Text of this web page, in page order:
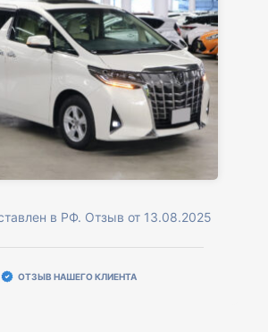
в РФ. Отзыв от 13.08.2025
ОТЗЫВ НАШЕГО КЛИЕНТА